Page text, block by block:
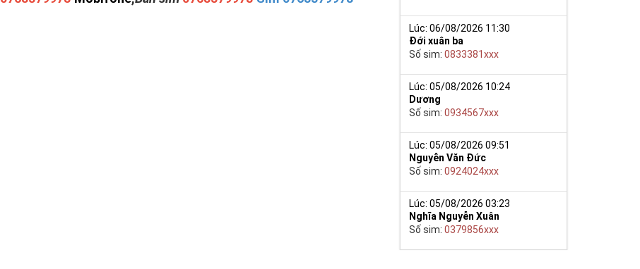
Lúc: 06/08/2026 11:30
Đới xuân ba
Số sim:0833381xxx
Lúc: 05/08/2026 10:24
Dương
Số sim:0934567xxx
Lúc: 05/08/2026 09:51
Nguyễn Văn Đức
Số sim:0924024xxx
Lúc: 05/08/2026 03:23
Nghĩa Nguyễn Xuân
Số sim:0379856xxx